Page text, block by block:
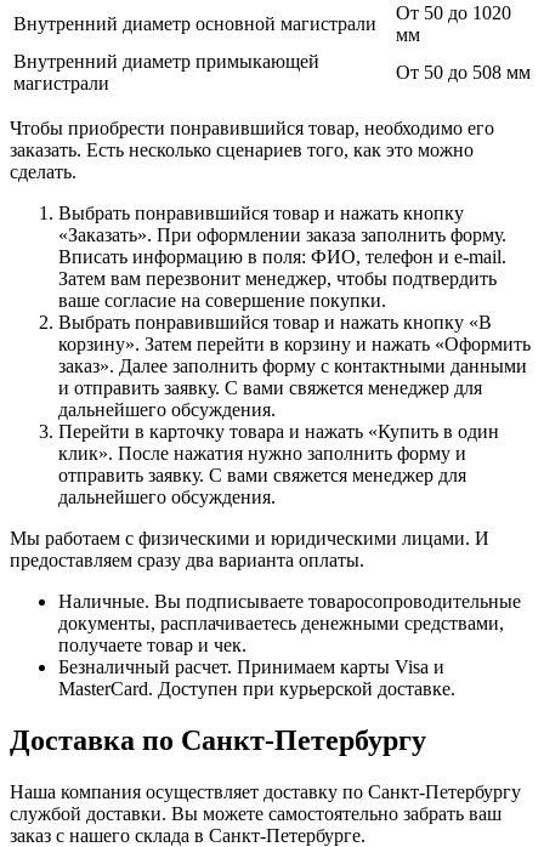
Внутренний диаметр основной магистрали
От 50 до 1020
мм
Внутренний диаметр примыкающей
магистрали
От 50 до 508 мм
Чтобы приобрести понравившийся товар, необходимо его
заказать. Есть несколько сценариев того, как это можно
сделать.
Выбрать понравившийся товар и нажать кнопку
«Заказать». При оформлении заказа заполнить форму.
Вписать информацию в поля: ФИО, телефон и e-mail.
Затем вам перезвонит менеджер, чтобы подтвердить
ваше согласие на совершение покупки.
Выбрать понравившийся товар и нажать кнопку «В
корзину». Затем перейти в корзину и нажать «Оформить
заказ». Далее заполнить форму с контактными данными
и отправить заявку. С вами свяжется менеджер для
дальнейшего обсуждения.
Перейти в карточку товара и нажать «Купить в один
клик». После нажатия нужно заполнить форму и
отправить заявку. С вами свяжется менеджер для
дальнейшего обсуждения.
Мы работаем с физическими и юридическими лицами. И
предоставляем сразу два варианта оплаты.
Наличные. Вы подписываете товаросопроводительные
документы, расплачиваетесь денежными средствами,
получаете товар и чек.
Безналичный расчет. Принимаем карты Visa и
MasterCard. Доступен при курьерской доставке.
Доставка по Санкт-Петербургу
Наша компания осуществляет доставку по Санкт-Петербургу
службой доставки. Вы можете самостоятельно забрать ваш
заказ с нашего склада в Санкт-Петербурге.